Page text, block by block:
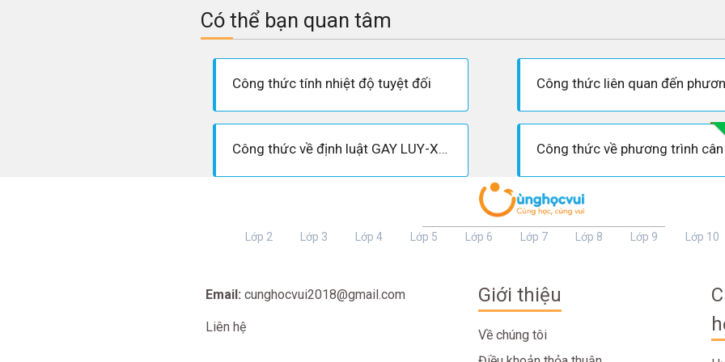
Có thể bạn quan tâm
Công thức tính nhiệt độ tuyệt đối
Công thức về định luật GAY LUY-XẮC (đẳng áp)
Lớp 2 Lớp 3 Lớp 4 Lớp 5 Lớp 6 Lớp 7 Lớp 8 Lớp 9 Lớp 10
Email: cunghocvui2018@gmail.com
Liên hệ
Giới thiệu
Về chúng tôi